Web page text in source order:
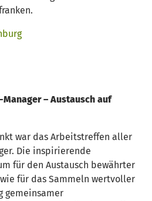
– Austausch auf
war das Arbeitstreffen aller
Die inspirierende
für den Austausch bewährter
für das Sammeln wertvoller
gemeinsamer